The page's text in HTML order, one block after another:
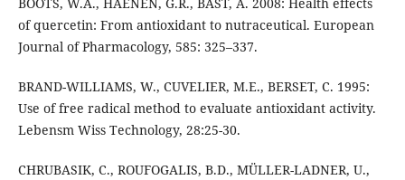
BOOTS, W.A., HAENEN, G.R., BAST, A. 2008: Health effects
of quercetin: From antioxidant to nutraceutical. European
Journal of Pharmacology, 585: 325–337.
BRAND-WILLIAMS, W., CUVELIER, M.E., BERSET, C. 1995:
Use of free radical method to evaluate antioxidant activity.
Lebensm Wiss Technology, 28:25-30.
CHRUBASIK, C., ROUFOGALIS, B.D., MÜLLER-LADNER, U.,